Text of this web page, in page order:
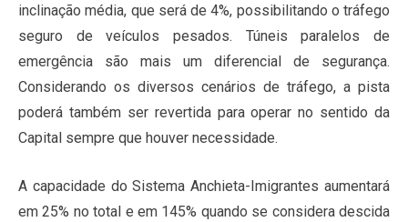
inclinação média, que será de 4%, possibilitando o tráfego
seguro de veículos pesados. Túneis paralelos de
emergência são mais um diferencial de segurança.
Considerando os diversos cenários de tráfego, a pista
poderá também ser revertida para operar no sentido da
Capital sempre que houver necessidade.
A capacidade do Sistema Anchieta-Imigrantes aumentará
em 25% no total e em 145% quando se considera descida